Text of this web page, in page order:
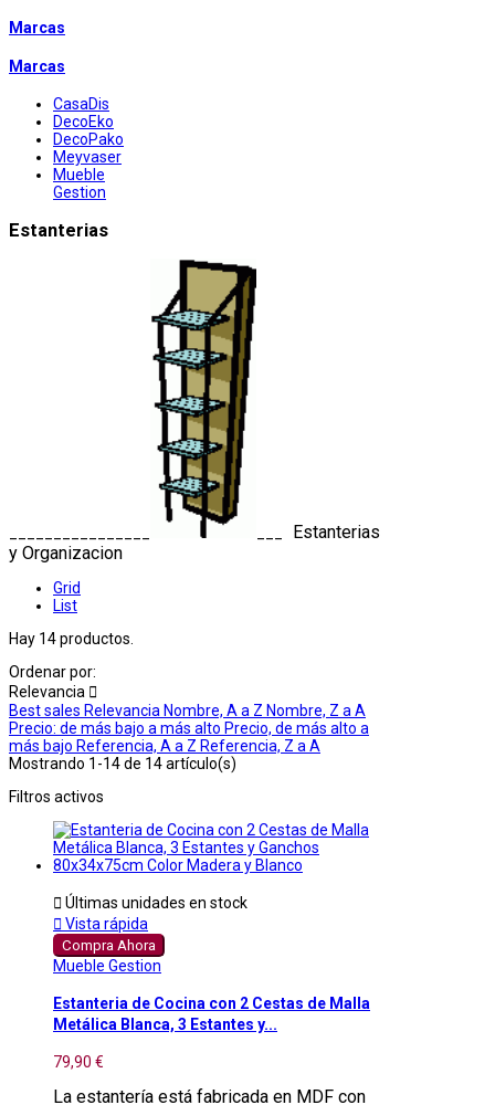
Marcas
Marcas
CasaDis
DecoEko
DecoPako
Meyvaser
Mueble
Gestion
Estanterias
Estanterias
y Organizacion
Grid
List
Hay 14 productos.
Ordenar por:
Relevancia 
Best sales Relevancia Nombre, A a Z Nombre, Z a A
Precio: de más bajo a más alto Precio, de más alto a
más bajo Referencia, A a Z Referencia, Z a A
Mostrando 1-14 de 14 artículo(s)
Filtros activos
 Últimas unidades en stock
 Vista rápida
Compra Ahora
Mueble Gestion
Estanteria de Cocina con 2 Cestas de Malla
Metálica Blanca, 3 Estantes y...
79,90 €
La estantería está fabricada en MDF con